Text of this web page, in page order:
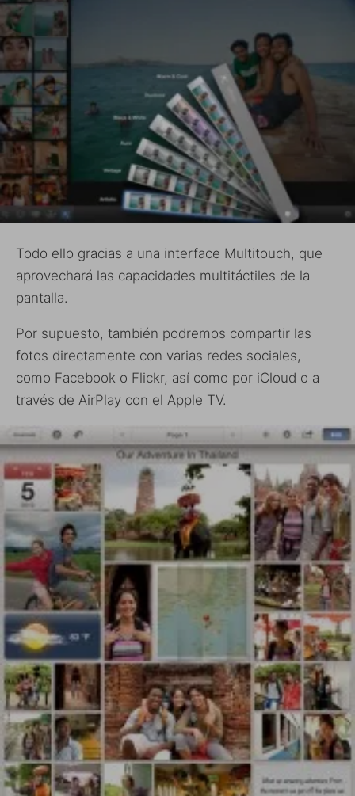
Todo ello gracias a una interface Multitouch, que
aprovechará las capacidades multitáctiles de la
pantalla.
Por supuesto, también podremos compartir las
fotos directamente con varias redes sociales,
como Facebook o Flickr, así como por iCloud o a
través de AirPlay con el Apple TV.